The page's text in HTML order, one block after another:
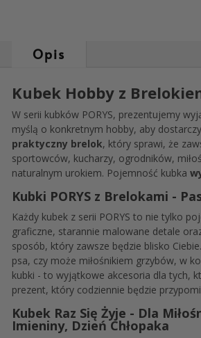
Opis
Kubek Hobby z
W serii kubków PORYS, prezentujemy
myślą o konkretnym hobby, aby
praktyczny brelok, który sprawi, że
sportowców, kucharzy, ogrodników,
naturalnym urokiem. Pojemność kubka
Kubki PORYS z Brelokami -
Każdy kubek z serii PORYS to nie tylko
graficzne, starannie malowane detale
sposób, który zawsze będzie blisko
psa, czy może miłośnikiem grzybów, w
kubki - to wyjątkowe akcesoria dla tych,
prezent, który codziennie będzie
Kubek Raz Się Żyje - Dla
Imieniny, Dzień Chłopaka